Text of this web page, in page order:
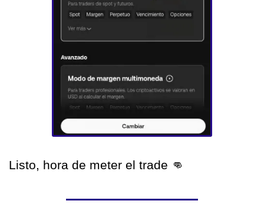
Listo, hora de meter el trade 👊